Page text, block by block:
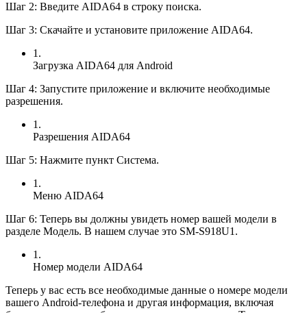
Шаг 2: Введите AIDA64 в строку поиска.
Шаг 3: Скачайте и установите приложение AIDA64.
1.
Загрузка AIDA64 для Android
Шаг 4: Запустите приложение и включите необходимые
разрешения.
1.
Разрешения AIDA64
Шаг 5: Нажмите пункт Система.
1.
Меню AIDA64
Шаг 6: Теперь вы должны увидеть номер вашей модели в
разделе Модель. В нашем случае это SM-S918U1.
1.
Номер модели AIDA64
Теперь у вас есть все необходимые данные о номере модели
вашего Android-телефона и другая информация, включая